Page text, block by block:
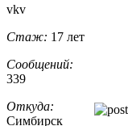
vkv
Стаж: 17 лет
Сообщений:
339
Откуда:
Симбирск